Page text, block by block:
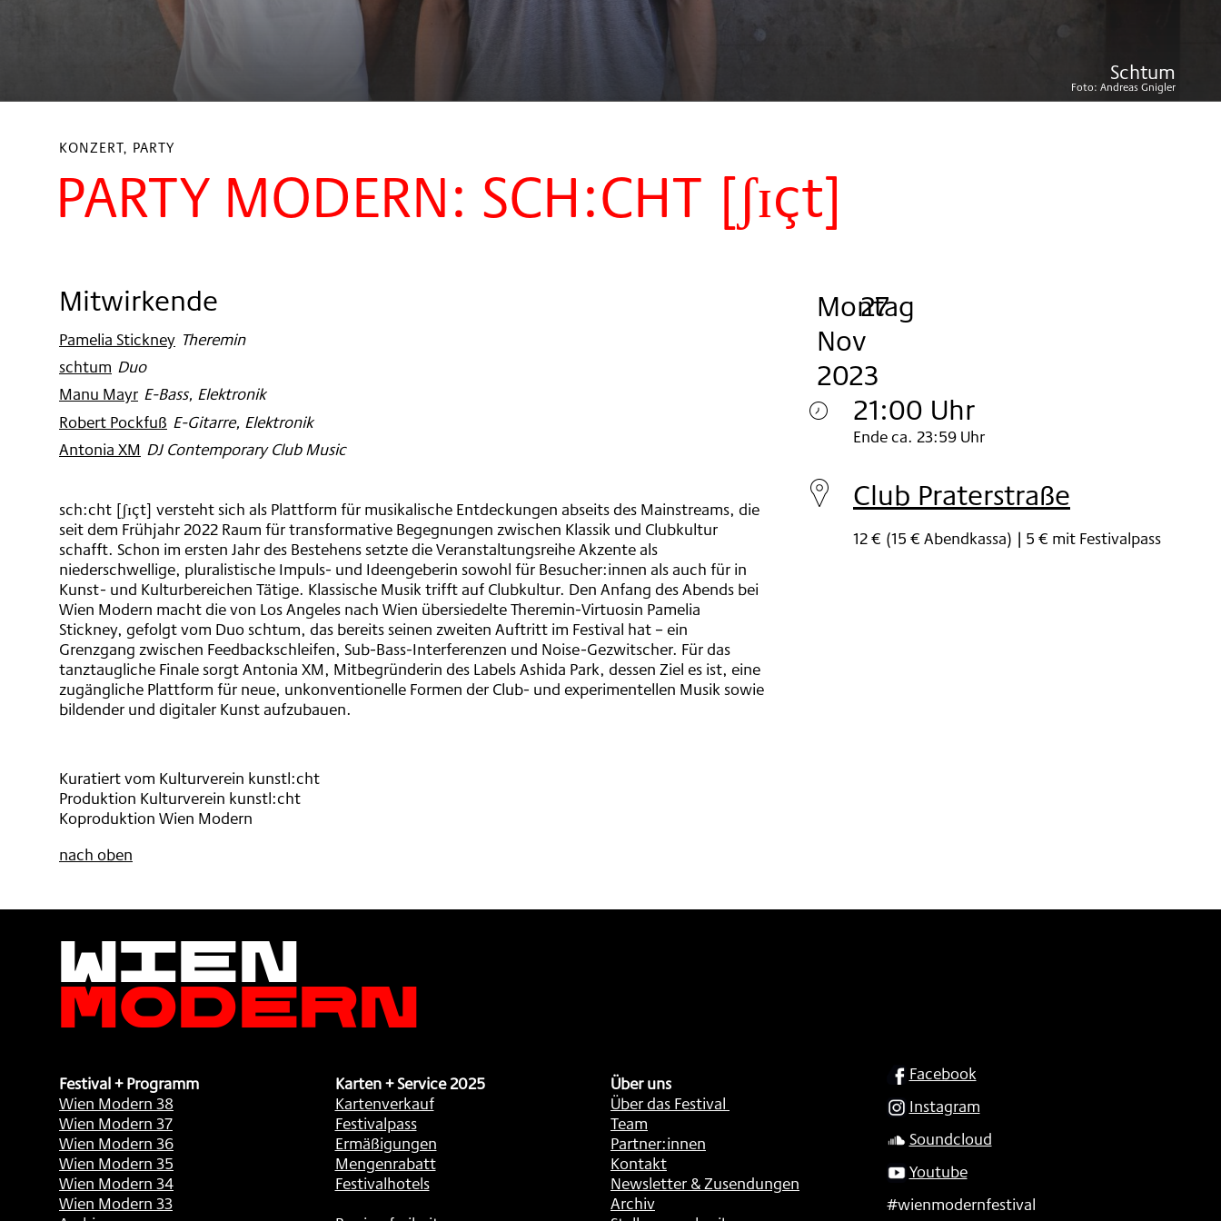
Schtum
Foto: Andreas Gnigler
KONZERT, PARTY
PARTY MODERN: SCH:CHT [ʃɪçt]
Montag
, 27
.
Nov
2023
.
21:00 Uhr
Montag
27.
Nov
2023
Ende ca. 23:59 Uhr
Club Praterstraße
12 € (15 € Abendkassa) | 5 € mit Festivalpass
Mitwirkende
Pamelia Stickney
: Theremin
schtum: Duo
Manu Mayr
: E-Bass, Elektronik
Robert Pockfuß: E-Gitarre, Elektronik
Antonia XM: DJ Contemporary Club Music
sch:cht [ʃɪçt] versteht sich als Plattform für musikalische Entdeckungen abseits des Mainstreams, die
seit dem Frühjahr 2022 Raum für transformative Begegnungen zwischen Klassik und Clubkultur
schafft. Schon im ersten Jahr des Bestehens setzte die Veranstaltungsreihe Akzente als
niederschwellige, pluralistische Impuls- und Ideengeberin sowohl für Besucher:innen als auch für in
Kunst- und Kulturbereichen Tätige. Klassische Musik trifft auf Clubkultur. Den Anfang des Abends bei
Wien Modern macht die von Los Angeles nach Wien übersiedelte Theremin-Virtuosin Pamelia
Stickney, gefolgt vom Duo schtum, das bereits seinen zweiten Auftritt im Festival hat – ein
Grenzgang zwischen Feedbackschleifen, Sub-Bass-Interferenzen und Noise-Gezwitscher. Für das
tanztaugliche Finale sorgt Antonia XM, Mitbegründerin des Labels Ashida Park, dessen Ziel es ist, eine
zugängliche Plattform für neue, unkonventionelle Formen der Club- und experimentellen Musik sowie
bildender und digitaler Kunst aufzubauen.
Kuratiert vom Kulturverein kunstl:cht
Produktion Kulturverein kunstl:cht
Koproduktion Wien Modern
nach oben
Wien
Modern
Festival + Programm
Wien Modern 38
Wien Modern 37
Wien Modern 36
Wien Modern 35
Wien Modern 34
Wien Modern 33
Karten + Service 2025
Kartenverkauf
Festivalpass
Ermäßigungen
Mengenrabatt
Festivalhotels
Über uns
Über das Festival
Team
Partner:innen
Kontakt
Newsletter & Zusendungen
Archiv
SOCIAL
Facebook
Instagram
Soundcloud
Youtube
#wienmodernfestival